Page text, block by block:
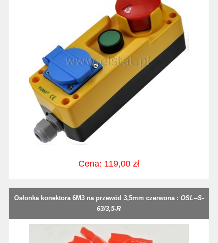
Cena: 119,00 zł
Osłonka konektora 6M3 na przewód 3,5mm czerwona : OSL--S-
63/3,5-R